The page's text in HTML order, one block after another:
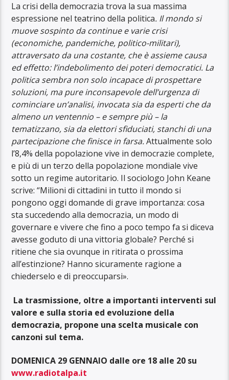
La crisi della democrazia trova la sua massima
espressione nel teatrino della politica. Il mondo si
muove sospinto da continue e varie crisi
(economiche, pandemiche, politico-militari),
attraversato da una costante, che è assieme causa
ed effetto: l’indebolimento dei poteri democratici. La
politica sembra non solo incapace di prospettare
soluzioni, ma pure inconsapevole dell’urgenza di
cominciare un’analisi, invocata sia da esperti che da
almeno un ventennio – e sempre più – la
tematizzano, sia da elettori sfiduciati, stanchi di una
partecipazione che finisce in farsa.Attualmente solo
l’8,4% della popolazione vive in democrazie complete,
e più di un terzo della popolazione mondiale vive
sotto un regime autoritario. Il sociologo John Keane
scrive: “Milioni di cittadini in tutto il mondo si
pongono oggi domande di grave importanza: cosa
sta succedendo alla democrazia, un modo di
governare e vivere che fino a poco tempo fa si diceva
avesse goduto di una vittoria globale? Perché si
ritiene che sia ovunque in ritirata o prossima
all’estinzione? Hanno sicuramente ragione a
chiederselo e di preoccuparsi».
La trasmissione, oltre a importanti interventi sul
valore e sulla storia ed evoluzione della
democrazia, propone una scelta musicale con
canzoni sul tema.
DOMENICA 29 GENNAIO dalle ore 18 alle 20 su
www.radiotalpa.it